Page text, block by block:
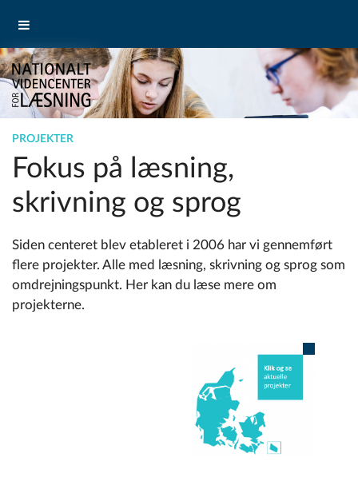
PROJEKTER
Fokus på læsning,
skrivning og sprog
Siden centeret blev etableret i 2006 har vi gennemført
ﬂere projekter. Alle med læsning, skrivning og sprog som
omdrejningspunkt. Her kan du læse mere om
projekterne.